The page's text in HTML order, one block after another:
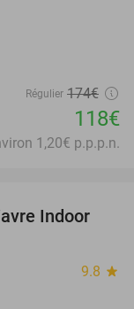
Régulier 174€
118€
1,20€ p.p.p.n.
29%
Indoor
9.8 star